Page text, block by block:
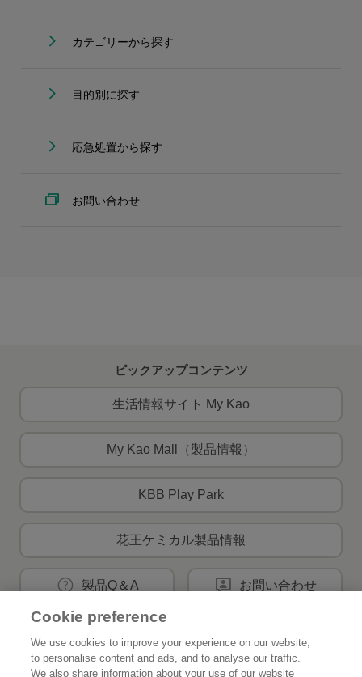
カテゴリーから探す
目的別に探す
応急処置から探す
お問い合わせ
ピックアップコンテンツ
生活情報サイト My Kao
My Kao Mall（製品情報）
KBB Play Park
花王ケミカル製品情報
製品Q＆A お問い合わせ
花王公式SNSアカウント
Cookie preference
We use cookies to improve your experience on our website,
to personalise content and ads, and to analyse our traffic.
We also share information about your use of our website